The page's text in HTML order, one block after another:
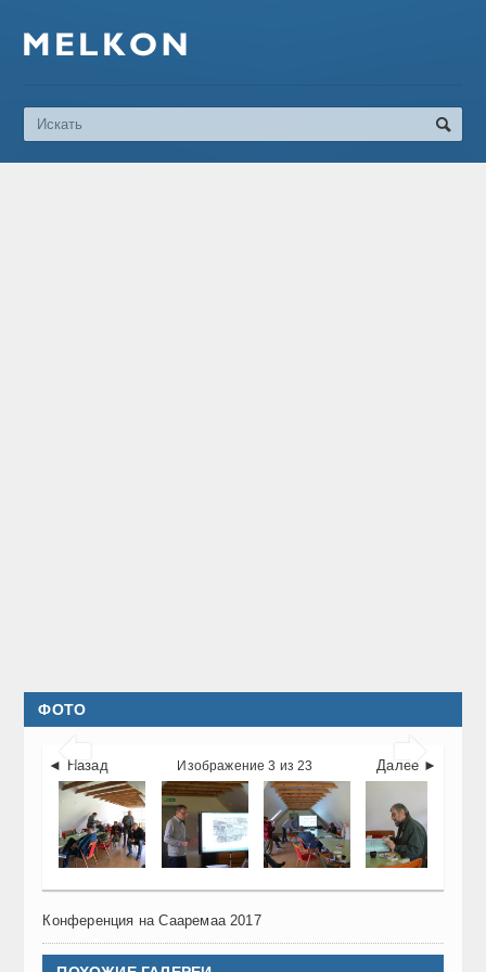
ФОТО
 
◄ Назад Далее ►
Изображение 3 из 23
Конференция на Сааремаа 2017